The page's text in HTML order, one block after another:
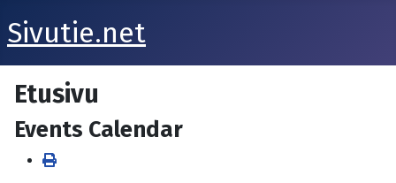
Sivutie.net
Etusivu
Events Calendar